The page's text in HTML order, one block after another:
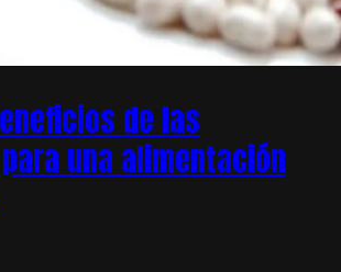
de las
una alimentación